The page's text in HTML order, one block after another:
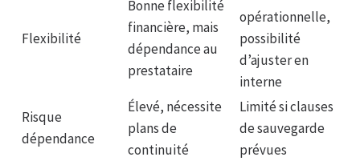
Flexibilité
Bonne flexibilité
financière, mais
dépendance au
prestataire
opérationnelle,
possibilité
d’ajuster en
interne
Risque
dépendance
Élevé, nécessite
plans de
continuité
Limité si clauses
de sauvegarde
prévues